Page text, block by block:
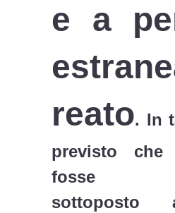
e a
reato. In
previsto
fosse
sottoposto